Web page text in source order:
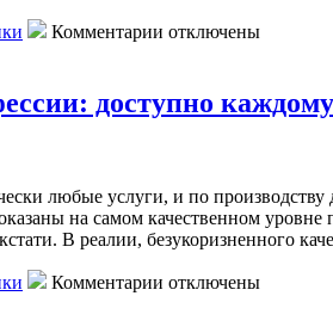
Комментарии отключены
доступно каждому
любые услуги, и по
на самом качественном
В реалии, безукоризненного
Комментарии отключены